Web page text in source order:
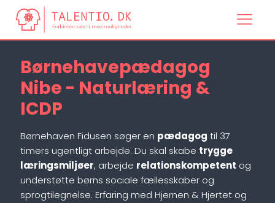
Børnehavepædagog
Nibe - Naturlæring &
ICDP
Børnehaven Fidusen søger en pædagog til 37
timers ugentligt arbejde. Du skal skabe trygge
læringsmiljøer, arbejde relationskompetent og
understøtte børns sociale fællesskaber og
sprogtilegnelse. Erfaring med Hjernen & Hjertet og